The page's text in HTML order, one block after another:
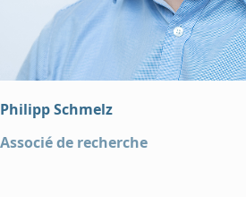
Philipp Schmelz
Associé de recherche